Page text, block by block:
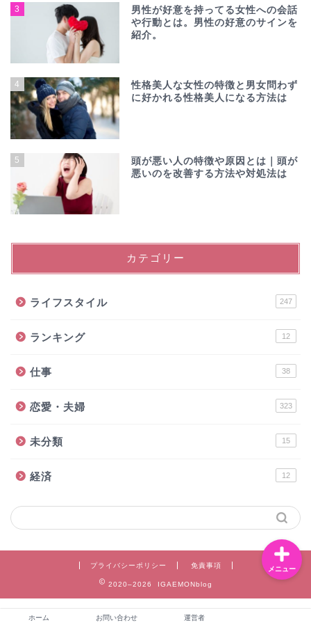
3
男性が好意を持ってる女性への会話
や行動とは。男性の好意のサインを
紹介。
4
性格美人な女性の特徴と男女問わず
に好かれる性格美人になる方法は
5
頭が悪い人の特徴や原因とは｜頭が
悪いのを改善する方法や対処法は
カテゴリー
ライフスタイル 247
ランキング 12
仕事 38
恋愛・夫婦 323
未分類 15
経済 12
プライバシーポリシー 免責事項
2020–2026 IGAEMONblog
ホーム お問い合わせ 運営者
メニュー